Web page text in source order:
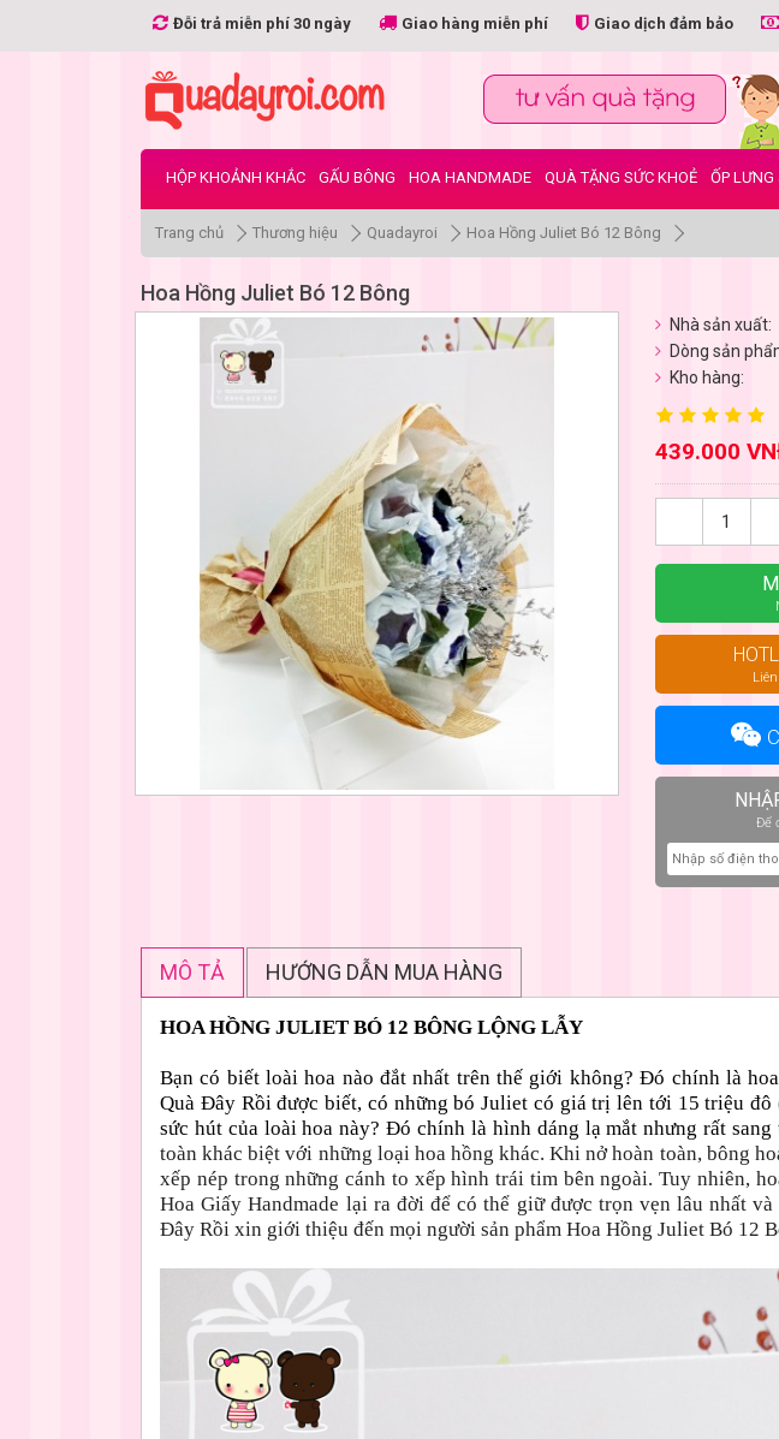
Đỗi trả miễn phí 30 ngày Giao hàng miễn phí Giao dịch đảm bảo
HỘP KHOẢNH KHẮC GẤU BÔNG HOA HANDMADE QUÀ TẶNG SỨC KHOẺ ỐP LƯNG
Trang chủ Thương hiệu Quadayroi Hoa Hồng Juliet Bó 12 Bông
Hoa Hồng Juliet Bó 12 Bông
Nhà sản xuất:
Dòng sản
Kho hàng:
439.000
Để
MÔ TẢ HƯỚNG DẪN MUA HÀNG
HOA HỒNG JULIET BÓ 12 BÔNG LỘNG LẪY
Bạn có biết loài hoa nào đắt nhất trên thế giới không? Đó chính là
Quà Đây Rồi được biết, có những bó Juliet có giá trị lên tới 15 triệu
sức hút của loài hoa này? Đó chính là hình dáng lạ mắt nhưng rất
toàn khác biệt với những loại hoa hồng khác. Khi nở hoàn toàn, bông
xếp nép trong những cánh to xếp hình trái tim bên ngoài. Tuy nhiên,
Hoa Giấy Handmade lại ra đời để có thể giữ được trọn vẹn lâu nhất
Đây Rồi xin giới thiệu đến mọi người sản phẩm Hoa Hồng Juliet Bó 12